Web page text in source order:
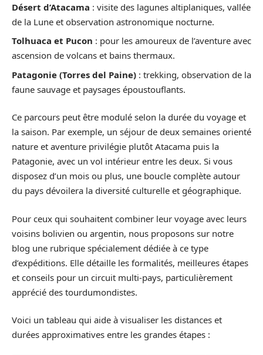
Désert d’Atacama : visite des lagunes altiplaniques, vallée
de la Lune et observation astronomique nocturne.
Tolhuaca et Pucon : pour les amoureux de l’aventure avec
ascension de volcans et bains thermaux.
Patagonie (Torres del Paine) : trekking, observation de la
faune sauvage et paysages époustouflants.
Ce parcours peut être modulé selon la durée du voyage et
la saison. Par exemple, un séjour de deux semaines orienté
nature et aventure privilégie plutôt Atacama puis la
Patagonie, avec un vol intérieur entre les deux. Si vous
disposez d’un mois ou plus, une boucle complète autour
du pays dévoilera la diversité culturelle et géographique.
Pour ceux qui souhaitent combiner leur voyage avec leurs
voisins bolivien ou argentin, nous proposons sur notre
blog une rubrique spécialement dédiée à ce type
d’expéditions. Elle détaille les formalités, meilleures étapes
et conseils pour un circuit multi-pays, particulièrement
apprécié des tourdumondistes.
Voici un tableau qui aide à visualiser les distances et
durées approximatives entre les grandes étapes :